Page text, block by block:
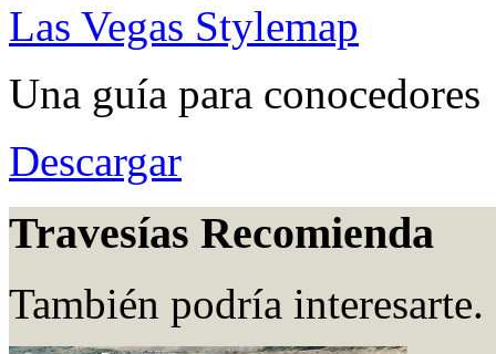
Las Vegas Stylemap
Una guía para conocedores
Descargar
Travesías Recomienda
También podría interesarte.